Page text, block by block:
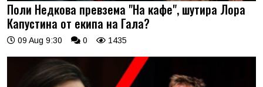
Поли Недкова превзема "На кафе", шутира Лора
Капустина от екипа на Гала?
09 Aug 9:30 0 1435